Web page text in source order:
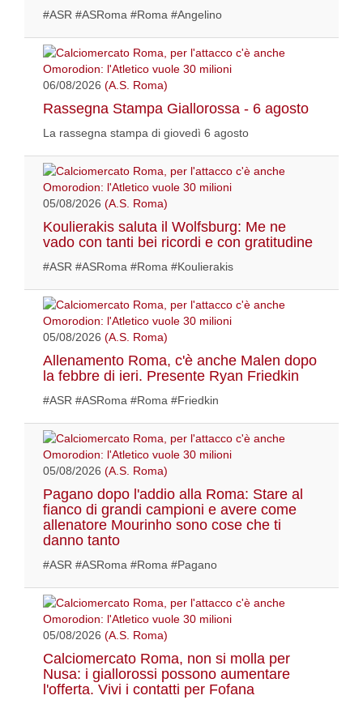
#ASR #ASRoma #Roma #Angelino
06/08/2026 (A.S. Roma)
Rassegna Stampa Giallorossa - 6 agosto
La rassegna stampa di giovedì 6 agosto
05/08/2026 (A.S. Roma)
Koulierakis saluta il Wolfsburg: Me ne
vado con tanti bei ricordi e con gratitudine
#ASR #ASRoma #Roma #Koulierakis
05/08/2026 (A.S. Roma)
Allenamento Roma, c'è anche Malen dopo
la febbre di ieri. Presente Ryan Friedkin
#ASR #ASRoma #Roma #Friedkin
05/08/2026 (A.S. Roma)
Pagano dopo l'addio alla Roma: Stare al
fianco di grandi campioni e avere come
allenatore Mourinho sono cose che ti
danno tanto
#ASR #ASRoma #Roma #Pagano
05/08/2026 (A.S. Roma)
Calciomercato Roma, non si molla per
Nusa: i giallorossi possono aumentare
l'offerta. Vivi i contatti per Fofana